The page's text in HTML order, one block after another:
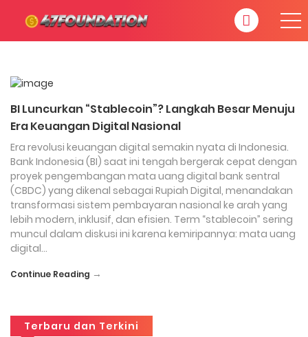
BI Luncurkan “Stablecoin”? Langkah Besar Menuju
Era Keuangan Digital Nasional
Era revolusi keuangan digital semakin nyata di Indonesia.
Bank Indonesia (BI) saat ini tengah bergerak cepat dengan
proyek pengembangan mata uang digital bank sentral
(CBDC) yang dikenal sebagai Rupiah Digital, menandakan
transformasi sistem pembayaran nasional ke arah yang
lebih modern, inklusif, dan efisien. Term “stablecoin” sering
muncul dalam diskusi ini karena kemiripannya: mata uang
digital…
Continue Reading →
Terbaru dan Terkini